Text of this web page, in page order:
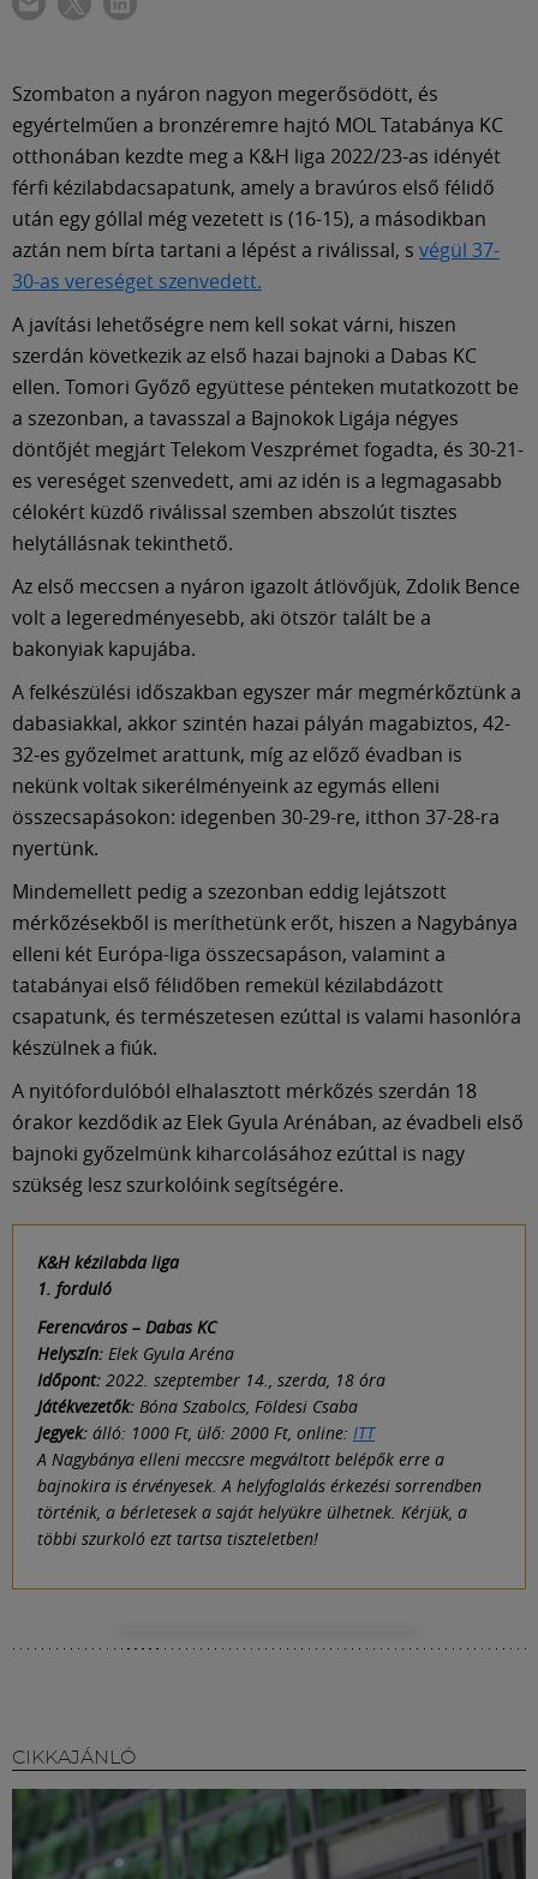
Szombaton a nyáron nagyon megerősödött, és
egyértelműen a bronzéremre hajtó MOL Tatabánya KC
otthonában kezdte meg a K&H liga 2022/23-as idényét
férfi kézilabdacsapatunk, amely a bravúros első félidő
után egy góllal még vezetett is (16-15), a másodikban
aztán nem bírta tartani a lépést a riválissal, s végül 37-
30-as vereséget szenvedett.
A javítási lehetőségre nem kell sokat várni, hiszen
szerdán következik az első hazai bajnoki a Dabas KC
ellen. Tomori Győző együttese pénteken mutatkozott be
a szezonban, a tavasszal a Bajnokok Ligája négyes
döntőjét megjárt Telekom Veszprémet fogadta, és 30-21-
es vereséget szenvedett, ami az idén is a legmagasabb
célokért küzdő riválissal szemben abszolút tisztes
helytállásnak tekinthető.
Az első meccsen a nyáron igazolt átlövőjük, Zdolik Bence
volt a legeredményesebb, aki ötször talált be a
bakonyiak kapujába.
A felkészülési időszakban egyszer már megmérkőztünk a
dabasiakkal, akkor szintén hazai pályán magabiztos, 42-
32-es győzelmet arattunk, míg az előző évadban is
nekünk voltak sikerélményeink az egymás elleni
összecsapásokon: idegenben 30-29-re, itthon 37-28-ra
nyertünk.
Mindemellett pedig a szezonban eddig lejátszott
mérkőzésekből is meríthetünk erőt, hiszen a Nagybánya
elleni két Európa-liga összecsapáson, valamint a
tatabányai első félidőben remekül kézilabdázott
csapatunk, és természetesen ezúttal is valami hasonlóra
készülnek a fiúk.
A nyitófordulóból elhalasztott mérkőzés szerdán 18
órakor kezdődik az Elek Gyula Arénában, az évadbeli első
bajnoki győzelmünk kiharcolásához ezúttal is nagy
szükség lesz szurkolóink segítségére.
K&H kézilabda liga
1. forduló
Ferencváros – Dabas KC
Helyszín: Elek Gyula Aréna
Időpont: 2022. szeptember 14., szerda, 18 óra
Játékvezetők: Bóna Szabolcs, Földesi Csaba
Jegyek: álló: 1000 Ft, ülő: 2000 Ft, online: ITT
A Nagybánya elleni meccsre megváltott belépők erre a
bajnokira is érvényesek. A helyfoglalás érkezési sorrendben
történik, a bérletesek a saját helyükre ülhetnek. Kérjük, a
többi szurkoló ezt tartsa tiszteletben!
CIKKAJÁNLÓ
Shop
Közösség
Múzeum
English